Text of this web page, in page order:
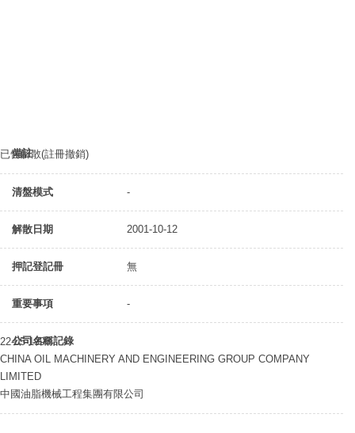
備註
已告解散(註冊撤銷)
清盤模式 -
解散日期 2001-10-12
押記登記冊 無
重要事項 -
公司名稱記錄
22-05-1998
CHINA OIL MACHINERY AND ENGINEERING GROUP COMPANY
LIMITED
中國油脂機械工程集團有限公司